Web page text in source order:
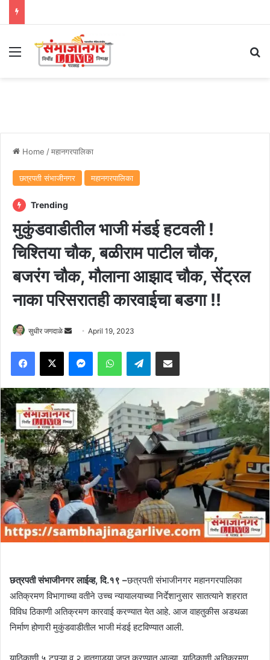
Menu
Home /महानगरपालिका
छत्रपती संभाजीनगर महानगरपालिका
Trending
मुकुंडवाडीतील भाजी मंडई हटवली !
चिश्तिया चौक, बळीराम पाटील चौक,
बजरंग चौक, मौलाना आझाद चौक, सेंट्रल
नाका परिसरातही कारवाईचा बडगा !!
सुधीर जगदाळे
Send
email
April 19, 2023
Facebook
X MessengerWhatsAppTelegramShare via Email
छत्रपती संभाजीनगर लाईव्ह, दि.१९ –छत्रपती संभाजीनगर महानगरपालिका
अतिक्रमण विभागाच्या वतीने उच्च न्यायालयाच्या निर्देशानुसार सातत्याने शहरात
विविध ठिकाणी अतिक्रमण कारवाई करण्यात येत आहे. आज वाहतुकीस अडथळा
निर्माण होणारी मुकुंडवाडीतील भाजी मंडई हटविण्यात आली.